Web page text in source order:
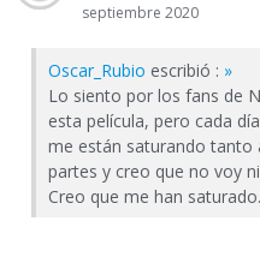
septiembre 2020
Oscar_Rubio escribió : »
Lo siento por los fans de
esta película, pero cada
me están saturando tanto
partes y creo que no voy
Creo que me han saturado.